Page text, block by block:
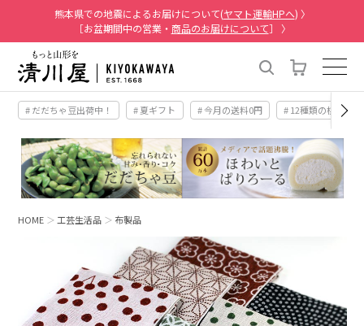
熊本県での地震によるお届けについて(ヤマト運輸HPへ) 〉
［お盆期間中の営業・ 商品のお届けについて］ 〉
# だだちゃ豆出荷中！ # 夏ギフト # 今月の送料0円 # 12種類の桃
HOME 工芸生活品 布製品